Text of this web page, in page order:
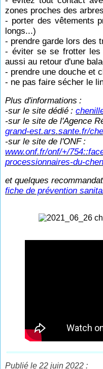
zones proches des
- porter des vêtements
longs...)
- prendre garde lors des
- éviter se se frotter les
aussi au retour d'une
- prendre une douche et
- ne pas faire sécher le
Plus d'informations :
-sur le site dédié :
-sur le site de l'Agence
grand-est.ars.sante.fr/
-sur le site de l'ONF :
www.onf.fr/onf/+/
processionnaires-du-
et quelques
fiche de prévention
Publié le 22 juin 2022 :